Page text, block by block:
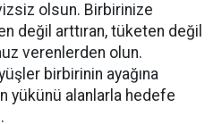
olsun. Birbirinize
değil arttıran, tüketen değil
verenlerden olun.
birbirinin ayağına
yükünü alanlarla hedefe